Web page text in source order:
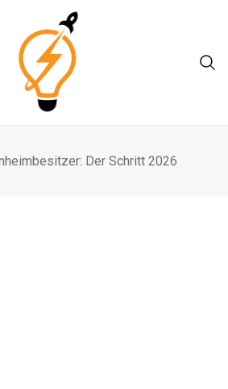
Der Schritt 2026